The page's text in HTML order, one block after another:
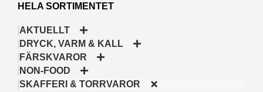
HELA SORTIMENTET
AKTUELLT
DRYCK, VARM & KALL
FÄRSKVAROR
NON-FOOD
SKAFFERI & TORRVAROR